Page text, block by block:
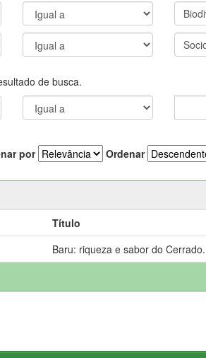
de busca.
por Ordenar
Título
Baru: riqueza e sabor do Cerrado.